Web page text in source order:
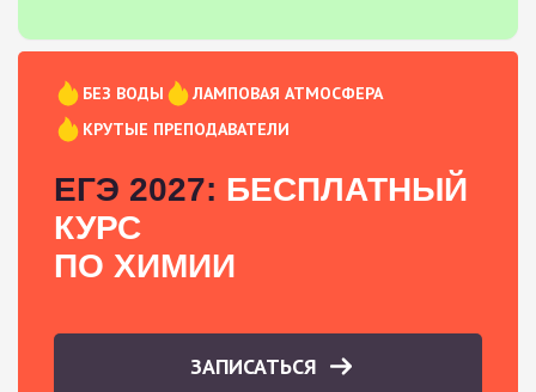
БЕЗ ВОДЫ
ЛАМПОВАЯ АТМОСФЕРА
КРУТЫЕ ПРЕПОДАВАТЕЛИ
ЕГЭ 2027: БЕСПЛАТНЫЙ
КУРС
ПО ХИМИИ
ЗАПИСАТЬСЯ